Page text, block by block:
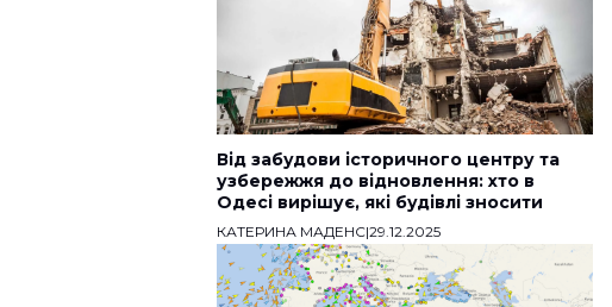
Від забудови історичного центру та
узбережжя до відновлення: хто в
Одесі вирішує, які будівлі зносити
КАТЕРИНА МАДЕНС|29.12.2025